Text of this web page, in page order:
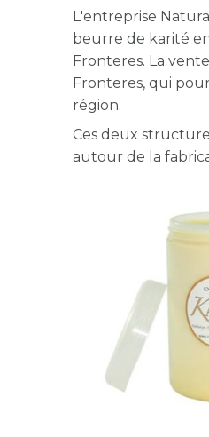
L'entreprise
beurre de karité
Fronteres. La
Fronteres, qui
région.
Ces deux
autour de la